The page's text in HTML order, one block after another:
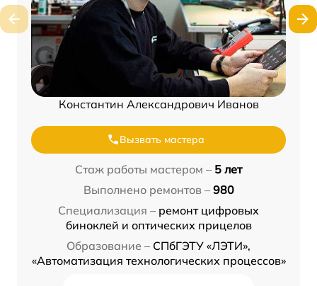
Константин Александрович Иванов
Вызвать мастера
Стаж работы мастером – 5 лет
Выполнено ремонтов – 980
Специализация – ремонт цифровых
биноклей и оптических прицелов
Образование – СПбГЭТУ «ЛЭТИ»,
«Автоматизация технологических процессов»